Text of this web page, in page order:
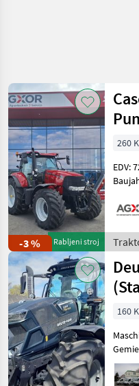
Kategorija 3
TRENUTNA
POT
Kmetijska
tehnika
Traktor
Standardni
Traktor
IZBERITE
KATEGORIJO
Fendt
718
Steyr
694
New Holland
503
Ponastavi
Prikaži
rezultatov
-3 % Rabljeni stroj
260
EDV: 72885
- mit
mit
Case
160
: € 38, -